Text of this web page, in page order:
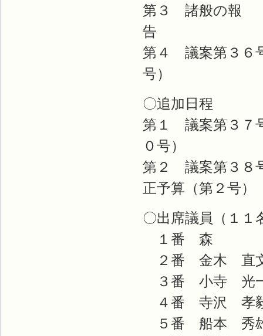
第３ 諸般の報
第４ 議案第３６
号
〇追加日程
第１ 議案第３７
０号
第２ 議案第３８
正予算（第２号
〇出席議員（１１
１番 森
２番 金木 直
３番 小寺 光
４番 寺沢 孝
５番 船本 秀